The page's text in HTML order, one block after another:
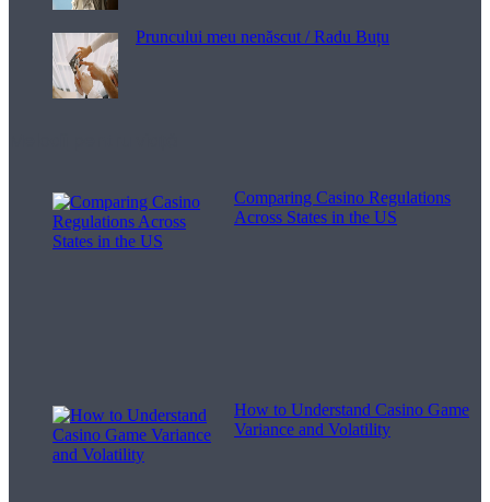
Pruncului meu nenăscut / Radu Buțu
Comparing Casino Regulations
Across States in the US
How to Understand Casino Game
Variance and Volatility